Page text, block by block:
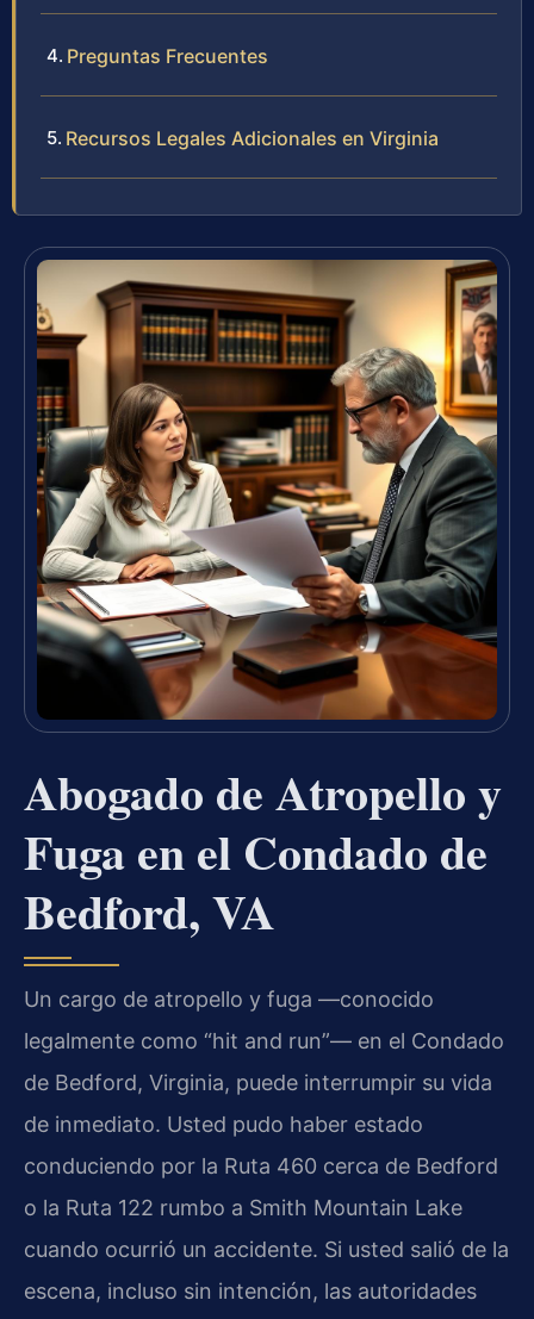
Preguntas Frecuentes
Recursos Legales Adicionales en Virginia
Abogado de Atropello y
Fuga en el Condado de
Bedford, VA
Un cargo de atropello y fuga —conocido
legalmente como “hit and run”— en el Condado
de Bedford, Virginia, puede interrumpir su vida
de inmediato. Usted pudo haber estado
conduciendo por la Ruta 460 cerca de Bedford
o la Ruta 122 rumbo a Smith Mountain Lake
cuando ocurrió un accidente. Si usted salió de la
escena, incluso sin intención, las autoridades